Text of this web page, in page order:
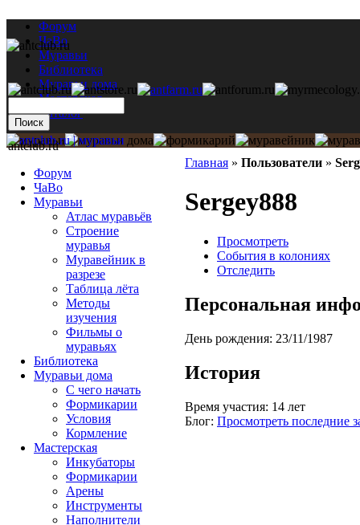
Форум
ЧаВо
Муравьи
Библиотека
Муравьи дома
Мастерская
Каталог
Главная » Пользователи »
Sergey888
Просмотреть
События в колониях
Отследить
Персональная
День рождения: 23/11/1987
История
Время участия: 14 лет
Блог: Просмотреть последние
antclub.ru
Форум
ЧаВо
Муравьи
Атлас муравьёв
Строение
муравья
Муравейник в
разрезе
Таблица лёта
Методы
изучения
Фильмы о
муравьях
Библиотека
Муравьи дома
С чего начать
Формикарии
Условия
Кормление
Мастерская
Инкубаторы
Формикарии
Арены
Инструменты
Наполнители